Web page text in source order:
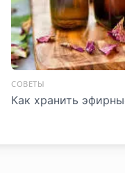
СОВЕТЫ
Как хранить